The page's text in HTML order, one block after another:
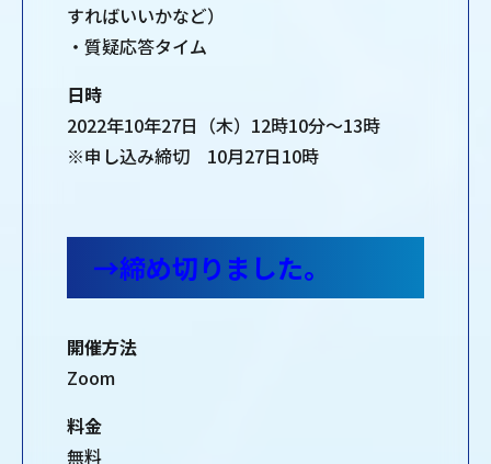
すればいいかなど）
・質疑応答タイム
日時
2022年10年27日（木）12時10分～13時
※申し込み締切 10月27日10時
→締め切りました。
開催方法
Zoom
料金
無料